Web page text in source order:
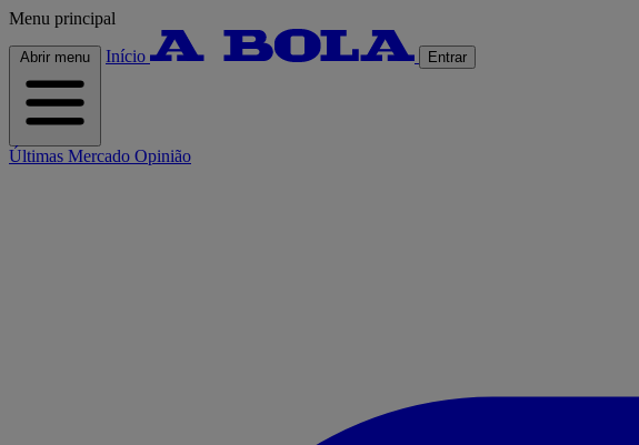
Menu principal
Abrir menu Início Entrar
Últimas Mercado Opinião